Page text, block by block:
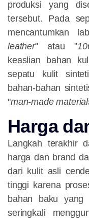
produksi yang
tersebut. Pada
mencantumkan
leather" atau "
keaslian bahan
sepatu kulit
bahan-bahan
"man-made
Harga
Langkah terakhir
harga dan brand
dari kulit asli
tinggi karena
bahan baku yang
seringkali